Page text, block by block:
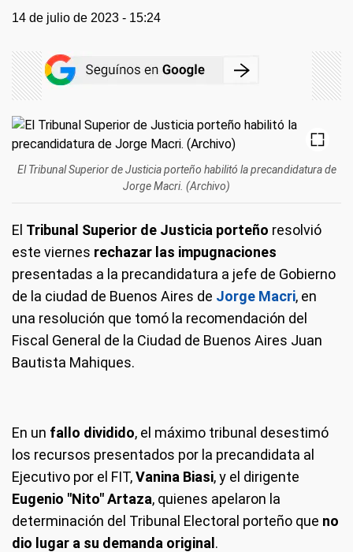
14 de julio de 2023 - 15:24
El Tribunal Superior de Justicia porteño habilitó la precandidatura de
Jorge Macri. (Archivo)
El Tribunal Superior de Justicia porteño resolvió
este viernes rechazar las impugnaciones
presentadas a la precandidatura a jefe de Gobierno
de la ciudad de Buenos Aires de Jorge Macri, en
una resolución que tomó la recomendación del
Fiscal General de la Ciudad de Buenos Aires Juan
Bautista Mahiques.
En un fallo dividido, el máximo tribunal desestimó
los recursos presentados por la precandidata al
Ejecutivo por el FIT,Vanina Biasi, y el dirigente
Eugenio "Nito" Artaza, quienes apelaron la
determinación del Tribunal Electoral porteño que no
dio lugar a su demanda original .